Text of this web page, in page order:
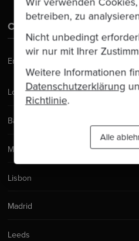
betreiben, zu
Nicht unbedingt
wir nur mit Ihrer
Weitere Informationen
Datenschutzerklärung
Richtlinie.
Alle
Contact Us
Email:
London
Barcelona
Manchester
Lisbon
Madrid
Leeds